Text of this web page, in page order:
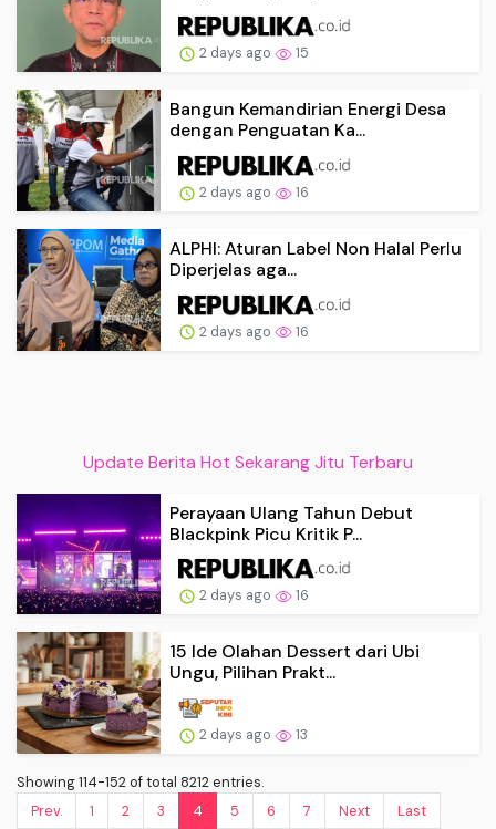
2 days ago 15
Bangun Kemandirian Energi Desa
dengan Penguatan Ka...
2 days ago 16
ALPHI: Aturan Label Non Halal Perlu
Diperjelas aga...
2 days ago 16
Update Berita Hot Sekarang Jitu Terbaru
Perayaan Ulang Tahun Debut
Blackpink Picu Kritik P...
2 days ago 16
15 Ide Olahan Dessert dari Ubi
Ungu, Pilihan Prakt...
2 days ago 13
Showing 114-152 of total 8212 entries.
Prev.
1 2 3 4 5 6 7 Next Last